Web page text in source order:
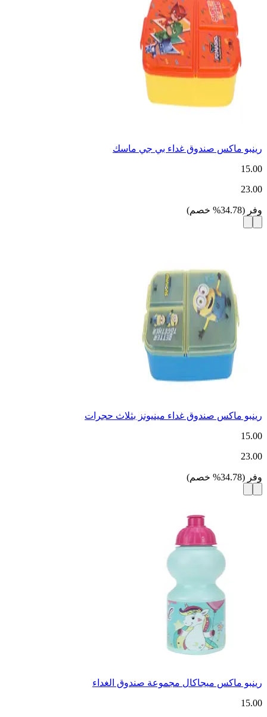
رينبو ماكس صندوق غداء بي جي ماسك
15.00
23.00
وفر (
34.78
% خصم)
رينبو ماكس صندوق غداء مينيونز بثلاث حجرات
15.00
23.00
وفر (
34.78
% خصم)
رينبو ماكس ميجاكال مجموعة صندوق الغداء
15.00